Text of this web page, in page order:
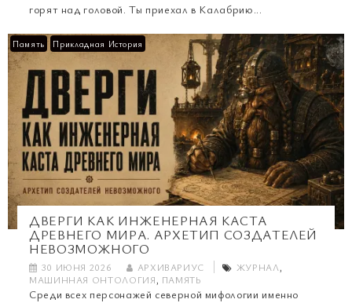
горят над головой. Ты приехал в Калабрию...
Память Прикладная История
ДВЕРГИ КАК ИНЖЕНЕРНАЯ КАСТА
ДРЕВНЕГО МИРА. АРХЕТИП СОЗДАТЕЛЕЙ
НЕВОЗМОЖНОГО
30 ИЮНЯ 2026 АРХИВАРИУС ЖУРНАЛ,
МАШИННАЯ ОНТОЛОГИЯ, ПАМЯТЬ
Среди всех персонажей северной мифологии именно